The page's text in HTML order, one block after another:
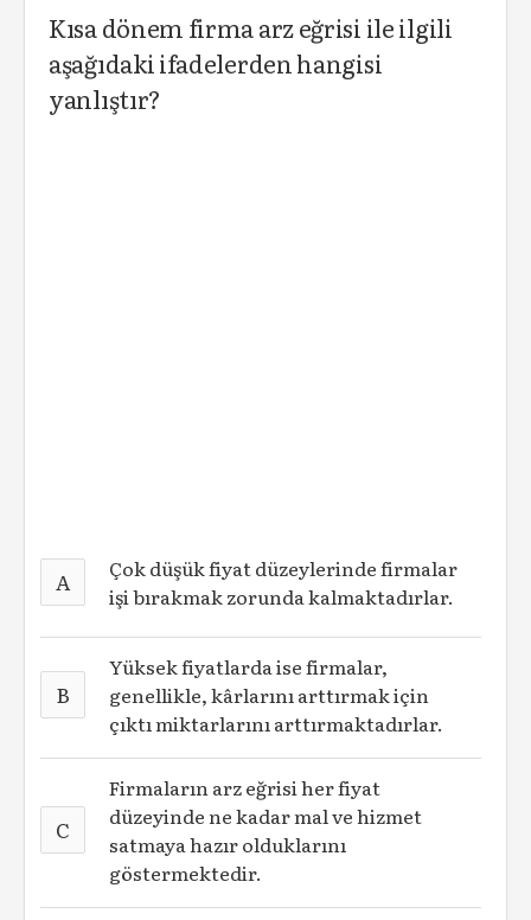
Kısa dönem firma arz eğrisi ile ilgili
aşağıdaki ifadelerden hangisi
yanlıştır?
A
Çok düşük fiyat düzeylerinde firmalar
işi bırakmak zorunda kalmaktadırlar.
B
Yüksek fiyatlarda ise firmalar,
genellikle, kârlarını arttırmak için
çıktı miktarlarını arttırmaktadırlar.
C
Firmaların arz eğrisi her fiyat
düzeyinde ne kadar mal ve hizmet
satmaya hazır olduklarını
göstermektedir.